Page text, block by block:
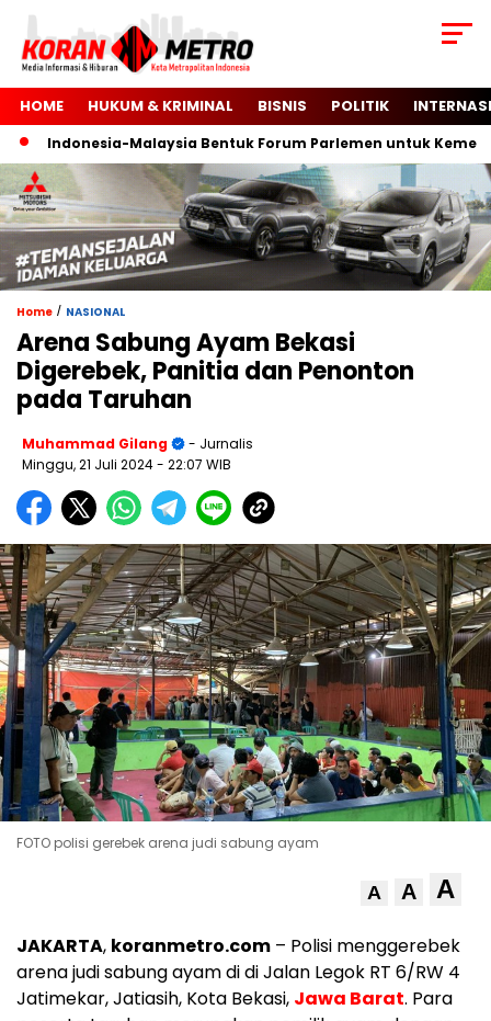
HOME HUKUM & KRIMINAL BISNIS POLITIK
Indonesia-Malaysia Bentuk Forum Parlemen untuk
Home / NASIONAL
Arena Sabung Ayam Bekasi
Digerebek, Panitia dan Penonton
pada Taruhan
Muhammad Gilang
- Jurnalis
Minggu, 21 Juli 2024- 22:07 WIB
FOTO polisi gerebek arena judi sabung ayam
A A A
JAKARTA, koranmetro.com – Polisi menggerebek
arena judi sabung ayam di di Jalan Legok RT 6/RW 4
Jatimekar, Jatiasih, Kota Bekasi, Jawa Barat. Para